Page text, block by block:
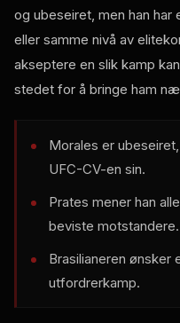
og ubeseiret, men han
eller samme nivå av
akseptere en slik kamp
stedet for å bringe ham
Morales er
UFC-CV-en sin.
Prates mener han
beviste motstandere.
Brasilianeren ønsker
utfordrerkamp.